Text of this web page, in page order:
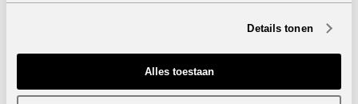
Details tonen
Alles toestaan
Oppervlakte percelen: van 110 m² tot 113 m²
Oppervlakte privaat zwembad: 9 m²
Inclusief parkeerplaats voor 2 personenwagens
VERKOCHT